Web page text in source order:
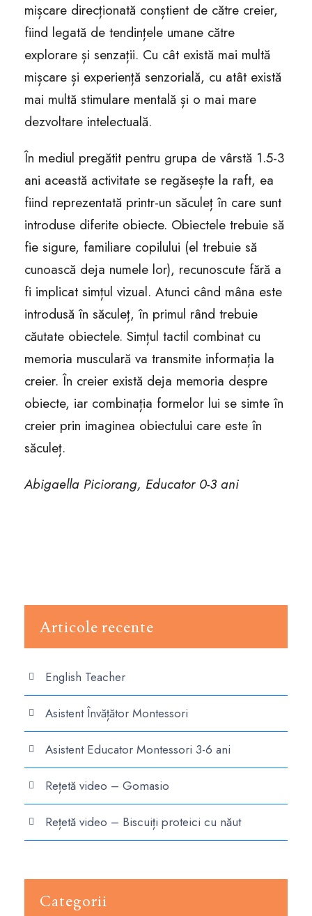
mișcare direcționată conștient de către creier,
fiind legată de tendințele umane către
explorare și senzații. Cu cât există mai multă
mișcare și experiență senzorială, cu atât există
mai multă stimulare mentală și o mai mare
dezvoltare intelectuală.
În mediul pregătit pentru grupa de vârstă 1.5-3
ani această activitate se regăsește la raft, ea
fiind reprezentată printr-un săculeț în care sunt
introduse diferite obiecte. Obiectele trebuie să
fie sigure, familiare copilului (el trebuie să
cunoască deja numele lor), recunoscute fără a
fi implicat simțul vizual. Atunci când mâna este
introdusă în săculeț, în primul rând trebuie
căutate obiectele. Simțul tactil combinat cu
memoria musculară va transmite informația la
creier. În creier există deja memoria despre
obiecte, iar combinația formelor lui se simte în
creier prin imaginea obiectului care este în
săculeț.
Abigaella Piciorang, Educator 0-3 ani
Articole recente
English Teacher
Asistent Învățător Montessori
Asistent Educator Montessori 3-6 ani
Rețetă video – Gomasio
Rețetă video – Biscuiți proteici cu năut
Categorii